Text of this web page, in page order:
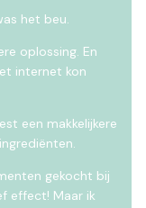
het beu.
oplossing. En
internet kon
een makkelijkere
gekocht bij
effect! Maar ik